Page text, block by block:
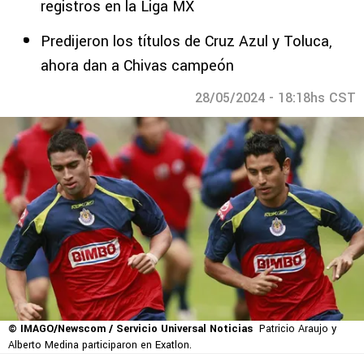
registros en la Liga MX
Predijeron los títulos de Cruz Azul y Toluca,
ahora dan a Chivas campeón
28/05/2024 - 18:18hs CST
© IMAGO/Newscom / Servicio Universal Noticias Patricio Araujo y
Alberto Medina participaron en Exatlon.